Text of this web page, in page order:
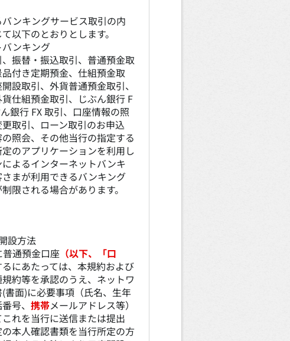
ンキングサービス取引の内
以下のとおりとします。
バンキング
振替・振込取引、普通預金取
付き定期預金、仕組預金取
設取引、外貨普通預金取引、
仕組預金取引、じぶん銀行 F
銀行 FX 取引、口座情報の照
取引、ローン取引のお申込
照会、その他当行の指定する
のアプリケーションを利用し
よるインターネットバンキ
まが利用できるバンキング
限される場合があります。
設方法
通預金口座 （以下、「口
にあたっては、本規約および
約等を承認のうえ、ネットワ
書面)に必要事項（氏名、生年
号、 携帯メールアドレス等）
れを当行に送信または提出
本人確認書類を当行所定の方